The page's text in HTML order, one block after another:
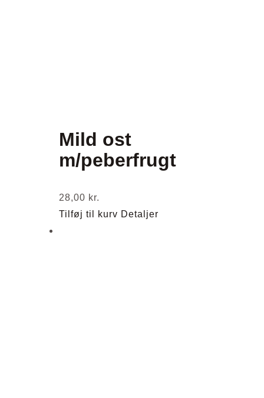
Mild ost
m/peberfrugt
28,00 kr.
Tilføj til kurv Detaljer